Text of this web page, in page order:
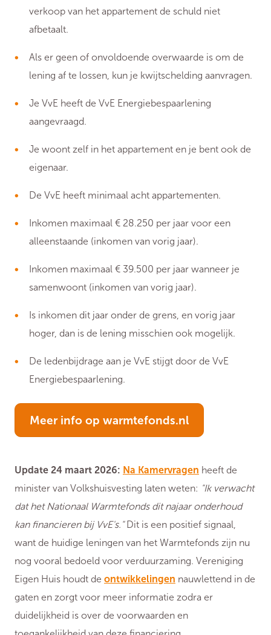
verkoop van het appartement de schuld niet
afbetaalt.
Als er geen of onvoldoende overwaarde is om de
lening af te lossen, kun je kwijtschelding aanvragen.
Je VvE heeft de VvE Energiebespaarlening
aangevraagd.
Je woont zelf in het appartement en je bent ook de
eigenaar.
De VvE heeft minimaal acht appartementen.
Inkomen maximaal € 28.250 per jaar voor een
alleenstaande (inkomen van vorig jaar).
Inkomen maximaal € 39.500 per jaar wanneer je
samenwoont (inkomen van vorig jaar).
Is inkomen dit jaar onder de grens, en vorig jaar
hoger, dan is de lening misschien ook mogelijk.
De ledenbijdrage aan je VvE stijgt door de VvE
Energiebespaarlening.
Meer info op warmtefonds.nl
Update 24 maart 2026: Na Kamervragen heeft de
minister van Volkshuisvesting laten weten: "Ik verwacht
dat het Nationaal Warmtefonds dit najaar onderhoud
kan financieren bij VvE's."Dit is een positief signaal,
want de huidige leningen van het Warmtefonds zijn nu
nog vooral bedoeld voor verduurzaming. Vereniging
Eigen Huis houdt de ontwikkelingen nauwlettend in de
gaten en zorgt voor meer informatie zodra er
duidelijkheid is over de voorwaarden en